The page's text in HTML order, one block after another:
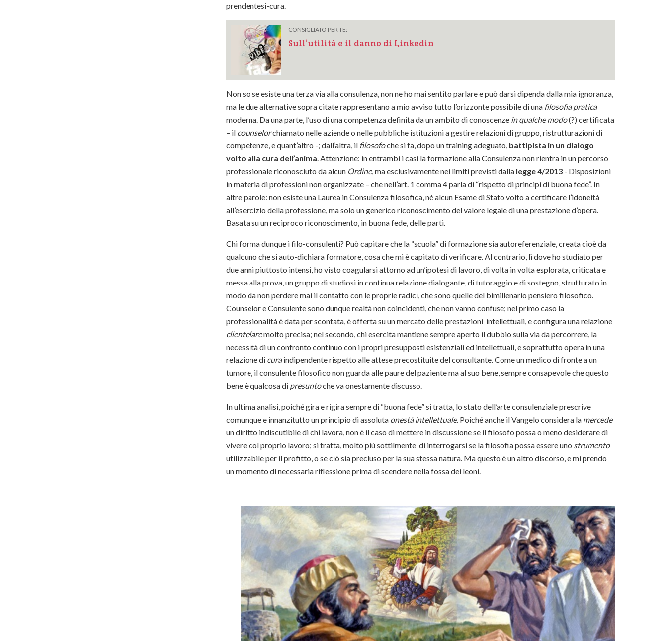
prendentesi-cura.
CONSIGLIATO PER TE:
Sull’utilità e il danno di Linkedin
Non so se esiste una terza via alla consulenza, non ne ho mai sentito parlare e può darsi dipenda dalla mia ignoranza,
ma le due alternative sopra citate rappresentano a mio avviso tutto l’orizzonte possibile di una filosofia pratica
moderna. Da una parte, l’uso di una competenza definita da un ambito di conoscenze in qualche modo(?) certificata
– il counselorchiamato nelle aziende o nelle pubbliche istituzioni a gestire relazioni di gruppo, ristrutturazioni di
competenze, e quant’altro -; dall’altra, il filosofoche si fa, dopo un training adeguato, battipista in un dialogo
volto alla cura dell’anima . Attenzione: in entrambi i casi la formazione alla Consulenza non rientra in un percorso
professionale riconosciuto da alcun Ordine, ma esclusivamente nei limiti previsti dalla legge 4/2013 - Disposizioni
in materia di professioni non organizzate – che nell’art. 1 comma 4 parla di “rispetto di principi di buona fede”. In
altre parole: non esiste una Laurea in Consulenza filosofica, né alcun Esame di Stato volto a certificare l’idoneità
all’esercizio della professione, ma solo un generico riconoscimento del valore legale di una prestazione d’opera.
Basata su un reciproco riconoscimento, in buona fede, delle parti.
Chi forma dunque i filo-consulenti? Può capitare che la “scuola” di formazione sia autoreferenziale, creata cioè da
qualcuno che si auto-dichiara formatore, cosa che mi è capitato di verificare. Al contrario, lì dove ho studiato per
due anni piuttosto intensi, ho visto coagularsi attorno ad un’ipotesi di lavoro, di volta in volta esplorata, criticata e
messa alla prova, un gruppo di studiosi in continua relazione dialogante, di tutoraggio e di sostegno, strutturato in
modo da non perdere mai il contatto con le proprie radici, che sono quelle del bimillenario pensiero filosofico.
Counselor e Consulente sono dunque realtà non coincidenti, che non vanno confuse; nel primo caso la
professionalità è data per scontata, è offerta su un mercato delle prestazioni intellettuali, e configura una relazione
clientelaremolto precisa; nel secondo, chi esercita mantiene sempre aperto il dubbio sulla via da percorrere, la
necessità di un confronto continuo con i propri presupposti esistenziali ed intellettuali, e soprattutto opera in una
relazione di curaindipendente rispetto alle attese precostituite del consultante. Come un medico di fronte a un
tumore, il consulente filosofico non guarda alle paure del paziente ma al suo bene, sempre consapevole che questo
bene è qualcosa di presuntoche va onestamente discusso.
In ultima analisi, poiché gira e rigira sempre di “buona fede” si tratta, lo stato dell’arte consulenziale prescrive
comunque e innanzitutto un principio di assoluta onestà intellettuale. Poiché anche il Vangelo considera la mercede
un diritto indiscutibile di chi lavora, non è il caso di mettere in discussione se il filosofo possa o meno desiderare di
vivere col proprio lavoro; si tratta, molto più sottilmente, di interrogarsi se la filosofia possa essere uno strumento
utilizzabile per il profitto, o se ciò sia precluso per la sua stessa natura. Ma questo è un altro discorso, e mi prendo
un momento di necessaria riflessione prima di scendere nella fossa dei leoni.